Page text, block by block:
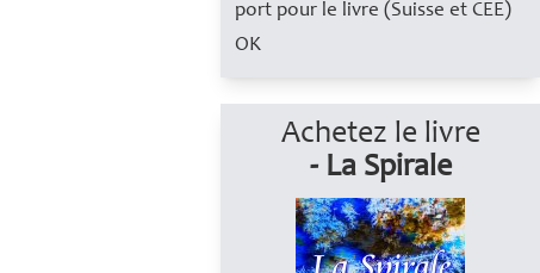
port pour le livre (Suisse et CEE)
Achetez le livre
- La Spirale